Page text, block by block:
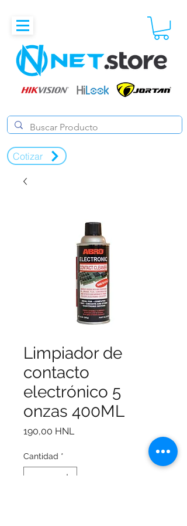
Cotizar
Limpiador de
contacto
electrónico 5
onzas 400ML
190,00 HNL
Cantidad *